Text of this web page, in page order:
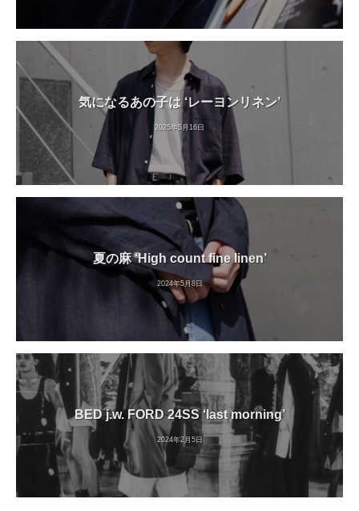
気になるあの子は ‘レーヨンリネン’
2025年5月16日
夏の麻 ‘High count fine linen’
2024年5月8日
BED j.w. FORD 24SS ‘last morning’
2024年2月5日